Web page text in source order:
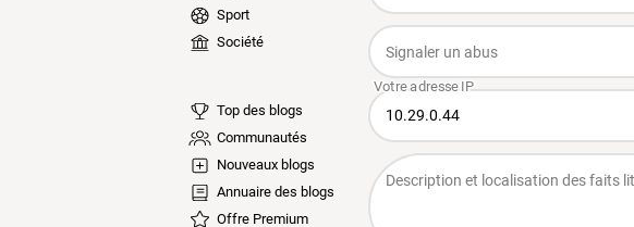
Sport
Société
Top des blogs
Communautés
Nouveaux blogs
Annuaire des blogs
Offre Premium